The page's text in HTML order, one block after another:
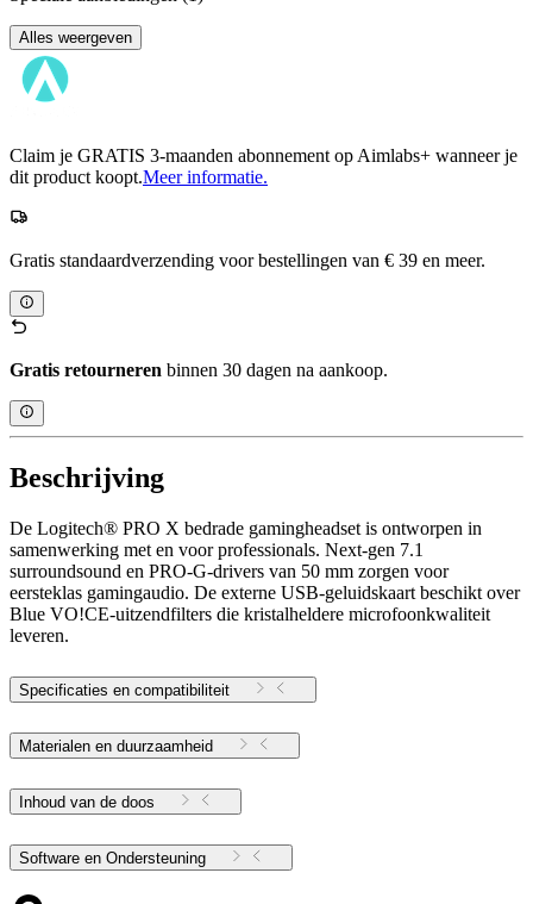
Alles weergeven
Claim je GRATIS 3-maanden abonnement op Aimlabs+ wanneer je
dit product koopt.Meer informatie.
Gratis standaardverzending voor bestellingen van € 39 en meer.
Gratis retourneren binnen 30 dagen na aankoop.
Beschrijving
De Logitech® PRO X bedrade gamingheadset is ontworpen in
samenwerking met en voor professionals. Next-gen 7.1
surroundsound en PRO-G-drivers van 50 mm zorgen voor
eersteklas gamingaudio. De externe USB-geluidskaart beschikt over
Blue VO!CE-uitzendfilters die kristalheldere microfoonkwaliteit
leveren.
Specificaties en compatibiliteit
Materialen en duurzaamheid
Inhoud van de doos
Software en Ondersteuning